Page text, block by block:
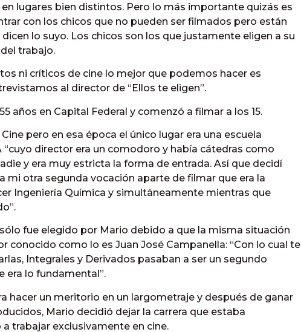
en lugares bien distintos. Pero lo más importante quizás es
con los chicos que no pueden ser filmados pero están
lo suyo. Los chicos son los que justamente eligen a su
trabajo.
ni críticos de cine lo mejor que podemos hacer es
al director de “Ellos te eligen”.
años en Capital Federal y comenzó a filmar a los 15.
pero en esa época el único lugar era una escuela
“cuyo director era un comodoro y había cátedras como
y era muy estricta la forma de entrada. Así que decidí
mi otra segunda vocación aparte de filmar que era la
Ingeniería Química y simultáneamente mientras que
fue elegido por Mario debido a que la misma situación
conocido como lo es Juan José Campanella: “Con lo cual te
Integrales y Derivados pasaban a ser un segundo
era lo fundamental”.
hacer un meritorio en un largometraje y después de ganar
Mario decidió dejar la carrera que estaba
trabajar exclusivamente en cine.